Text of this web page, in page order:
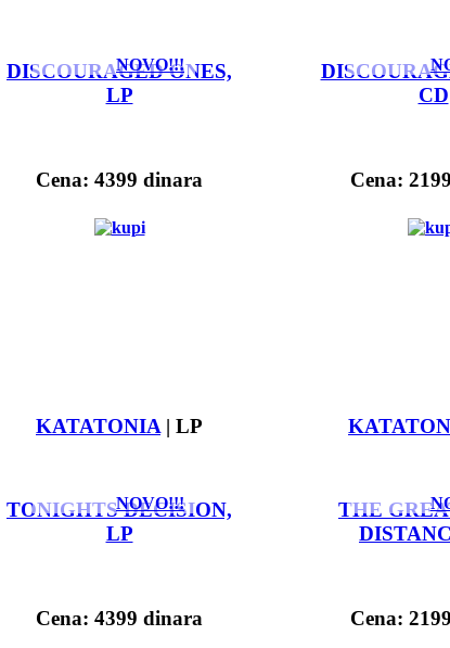
NOVO!!!
DISCOURAGED ONES,
LP
Cena: 4399 dinara
CD
Cena:
NOVO!!!
KATATONIA | LP
TONIGHTS DECISION,
LP
Cena: 4399 dinara
THE
Cena: